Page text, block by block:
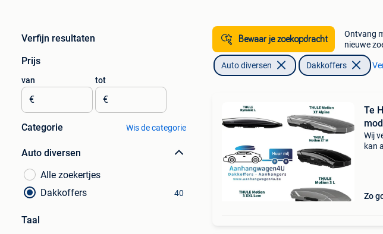
Verfijn resultaten
Prijs
van
€
tot
€
Categorie Wis de categorie
Auto diversen
Alle zoekertjes
Dakkoffers
40
Taal
Bewaar je zoekopdracht
Ontvang
nieuwe
Auto diversen Dakkoffers
Te
Wij
kan
Zo